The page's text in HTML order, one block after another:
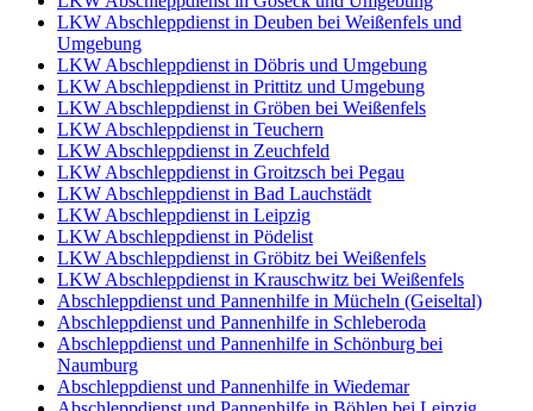
LKW Abschleppdienst in Deuben bei Weißenfels und
Umgebung
LKW Abschleppdienst in Döbris und Umgebung
LKW Abschleppdienst in Prittitz und Umgebung
LKW Abschleppdienst in Gröben bei Weißenfels
LKW Abschleppdienst in Teuchern
LKW Abschleppdienst in Zeuchfeld
LKW Abschleppdienst in Groitzsch bei Pegau
LKW Abschleppdienst in Bad Lauchstädt
LKW Abschleppdienst in Leipzig
LKW Abschleppdienst in Pödelist
LKW Abschleppdienst in Gröbitz bei Weißenfels
LKW Abschleppdienst in Krauschwitz bei Weißenfels
Abschleppdienst und Pannenhilfe in Mücheln (Geiseltal)
Abschleppdienst und Pannenhilfe in Schleberoda
Abschleppdienst und Pannenhilfe in Schönburg bei
Naumburg
Abschleppdienst und Pannenhilfe in Wiedemar